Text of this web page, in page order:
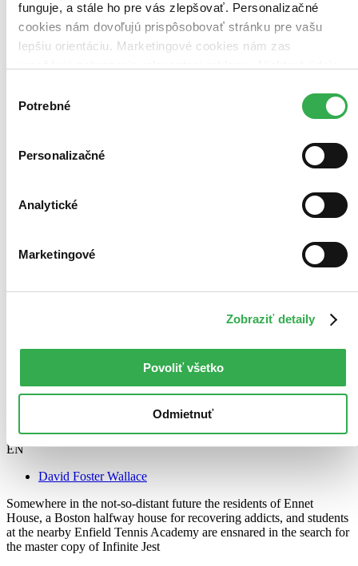
funguje, a stále ho pre vás zlepšovať. Personalizačné
cookies nám dovoľujú prispôsobovať stránku pre vašu
lepšiu orientáciu. Marketingové cookies nám zas
keby sme mohli používať všetky tieto cookies. Ďakujeme!
súhlasu
Potrebné
Personalizačné
Analytické
Marketingové
Zobraziť detaily
Povoliť všetko
Odmietnuť
Infinite Jest
EN
David Foster Wallace
Somewhere in the not-so-distant future the residents of Ennet
House, a Boston halfway house for recovering addicts, and students
at the nearby Enfield Tennis Academy are ensnared in the search for
the master copy of Infinite Jest